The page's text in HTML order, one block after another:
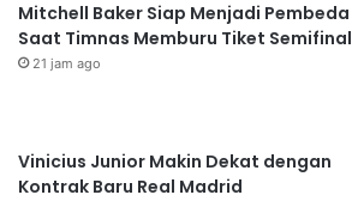
Mitchell Baker Siap Menjadi Pembeda
Saat Timnas Memburu Tiket Semifinal
21 jam ago
Vinicius Junior Makin Dekat dengan
Kontrak Baru Real Madrid